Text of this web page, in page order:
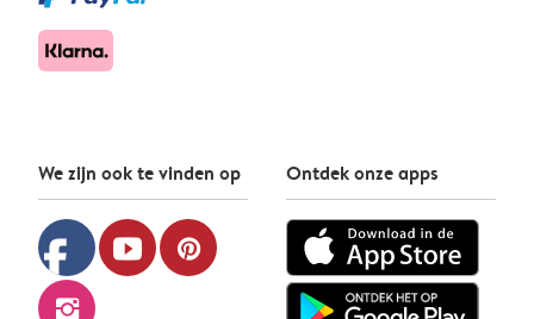
We zijn ook te vinden op
facebook youtube pinterest
instagram
Ontdek onze apps